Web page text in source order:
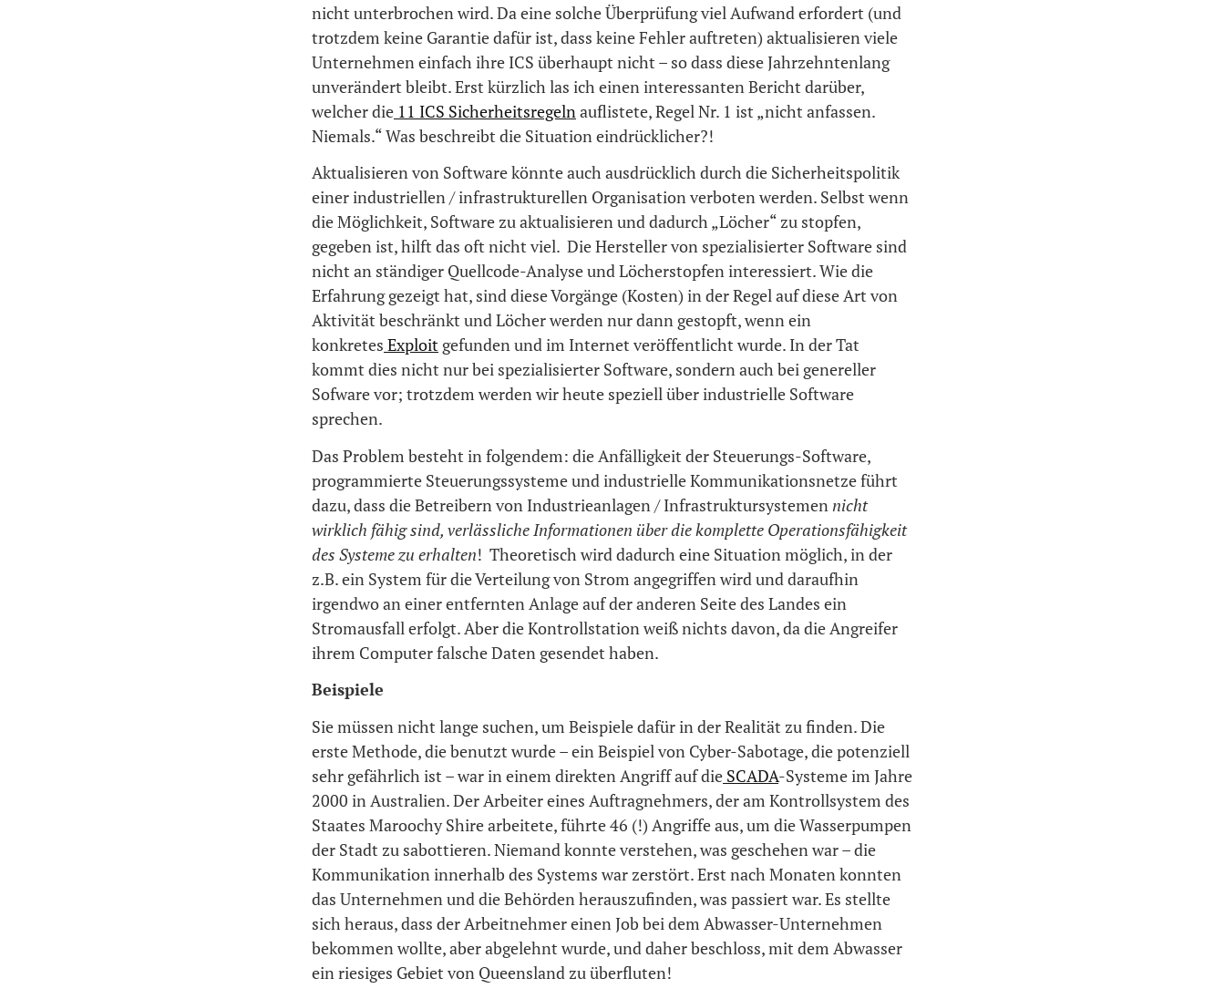
nicht unterbrochen wird. Da eine solche Überprüfung viel Aufwand erfordert (und
trotzdem keine Garantie dafür ist, dass keine Fehler auftreten) aktualisieren viele
Unternehmen einfach ihre ICS überhaupt nicht – so dass diese Jahrzehntenlang
unverändert bleibt. Erst kürzlich las ich einen interessanten Bericht darüber,
welcher die 11 ICS Sicherheitsregelnauflistete, Regel Nr. 1 ist „nicht anfassen.
Niemals.“ Was beschreibt die Situation eindrücklicher?!
Aktualisieren von Software könnte auch ausdrücklich durch die Sicherheitspolitik
einer industriellen / infrastrukturellen Organisation verboten werden. Selbst wenn
die Möglichkeit, Software zu aktualisieren und dadurch „Löcher“ zu stopfen,
gegeben ist, hilft das oft nicht viel. Die Hersteller von spezialisierter Software sind
nicht an ständiger Quellcode-Analyse und Löcherstopfen interessiert. Wie die
Erfahrung gezeigt hat, sind diese Vorgänge (Kosten) in der Regel auf diese Art von
Aktivität beschränkt und Löcher werden nur dann gestopft, wenn ein
konkretes Exploit gefunden und im Internet veröffentlicht wurde. In der Tat
kommt dies nicht nur bei spezialisierter Software, sondern auch bei genereller
Sofware vor; trotzdem werden wir heute speziell über industrielle Software
sprechen.
Das Problem besteht in folgendem: die Anfälligkeit der Steuerungs-Software,
programmierte Steuerungssysteme und industrielle Kommunikationsnetze führt
dazu, dass die Betreibern von Industrieanlagen / Infrastruktursystemennicht
wirklich fähig sind, verlässliche Informationen über die komplette Operationsfähigkeit
des Systeme zu erhalten! Theoretisch wird dadurch eine Situation möglich, in der
z.B. ein System für die Verteilung von Strom angegriffen wird und daraufhin
irgendwo an einer entfernten Anlage auf der anderen Seite des Landes ein
Stromausfall erfolgt. Aber die Kontrollstation weiß nichts davon, da die Angreifer
ihrem Computer falsche Daten gesendet haben.
Beispiele
Sie müssen nicht lange suchen, um Beispiele dafür in der Realität zu finden. Die
erste Methode, die benutzt wurde – ein Beispiel von Cyber-Sabotage, die potenziell
sehr gefährlich ist – war in einem direkten Angriff auf die SCADA-Systeme im Jahre
2000 in Australien. Der Arbeiter eines Auftragnehmers, der am Kontrollsystem des
Staates Maroochy Shire arbeitete, führte 46 (!) Angriffe aus, um die Wasserpumpen
der Stadt zu sabottieren. Niemand konnte verstehen, was geschehen war – die
Kommunikation innerhalb des Systems war zerstört. Erst nach Monaten konnten
das Unternehmen und die Behörden herauszufinden, was passiert war. Es stellte
sich heraus, dass der Arbeitnehmer einen Job bei dem Abwasser-Unternehmen
bekommen wollte, aber abgelehnt wurde, und daher beschloss, mit dem Abwasser
ein riesiges Gebiet von Queensland zu überfluten!